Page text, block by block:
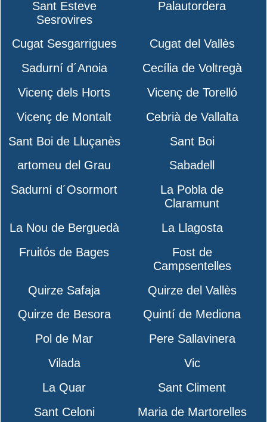
Sant Esteve
Sesrovires
Palautordera
Cugat Sesgarrigues
Cugat del Vallès
Sadurní d´Anoia
Cecília de Voltregà
Vicenç dels Horts
Vicenç de Torelló
Vicenç de Montalt
Cebrià de Vallalta
Sant Boi de Lluçanès
Sant Boi
artomeu del Grau
Sabadell
Sadurní d´Osormort
La Pobla de
Claramunt
La Nou de Berguedà
La Llagosta
Fruitós de Bages
Fost de
Campsentelles
Quirze Safaja
Quirze del Vallès
Quirze de Besora
Quintí de Mediona
Pol de Mar
Pere Sallavinera
Vilada
Vic
La Quar
Sant Climent
Sant Celoni
Maria de Martorelles